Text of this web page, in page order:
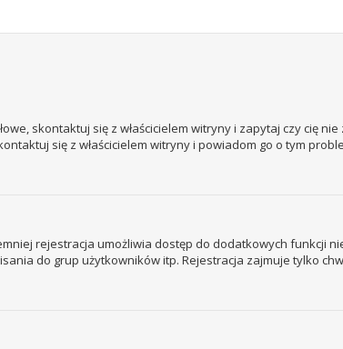
skontaktuj się z właścicielem witryny i zapytaj czy cię
się z właścicielem witryny i powiadom go o tym
rejestracja umożliwia dostęp do dodatkowych funkcji
do grup użytkowników itp. Rejestracja zajmuje tylko